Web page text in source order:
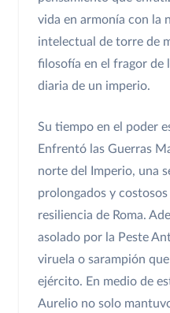
vida en armonía con la
intelectual de torre de
filosofía en el fragor de
diaria de un imperio.
Su tiempo en el poder
Enfrentó las Guerras
norte del Imperio, una
prolongados y
resiliencia de Roma.
asolado por la Peste
viruela o sarampión
ejército. En medio de
Aurelio no solo